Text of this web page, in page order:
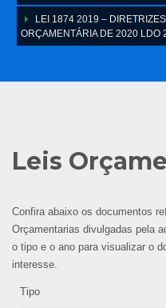
LEI 1874 2019 –
ORÇAMENTÁRIA DE 2020 LDO
Leis
Confira abaixo os documentos
Orçamentarias divulgadas pela
o tipo e o ano para visualizar o
interesse.
Tipo